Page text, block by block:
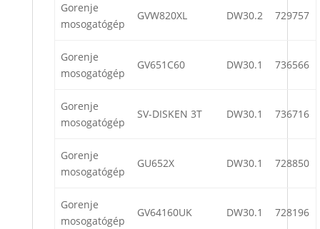
Gorenje
mosogatógép
GVW820XL DW30.2 729757
Gorenje
mosogatógép
GV651C60 DW30.1 736566
Gorenje
mosogatógép
SV-DISKEN 3T DW30.1 736716
Gorenje
mosogatógép
GU652X DW30.1 728850
Gorenje
mosogatógép
GV64160UK DW30.1 728196